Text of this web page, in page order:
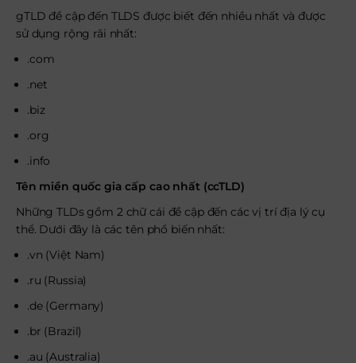
gTLD đề cập đến TLDS được biết đến nhiều nhất và được
sử dụng rộng rãi nhất:
.com
.net
.biz
.org
.info
Tên miền quốc gia cấp cao nhất (ccTLD)
Những TLDs gồm 2 chữ cái đề cập đến các vị trí địa lý cụ
thể. Dưới đây là các tên phổ biến nhất:
.vn (Việt Nam)
.ru (Russia)
.de (Germany)
.br (Brazil)
.au (Australia)